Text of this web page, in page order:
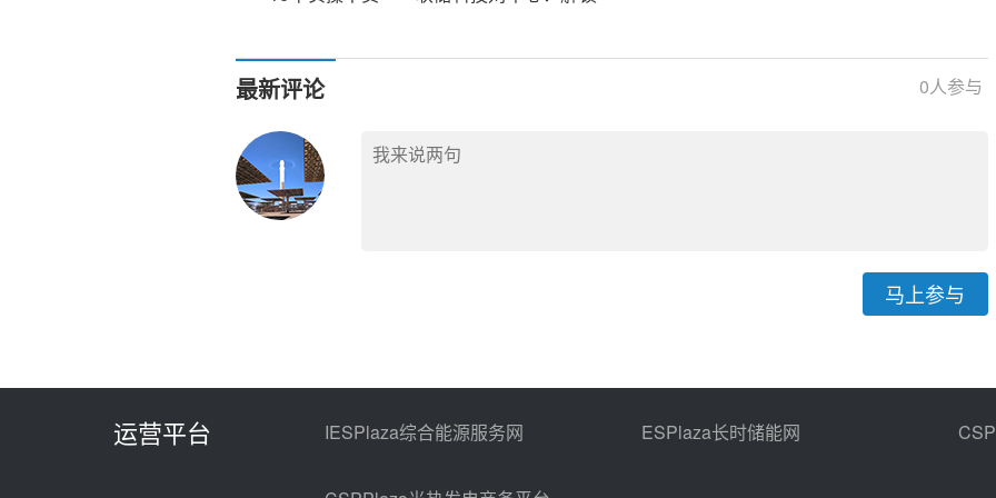
最新评论 0人参与
马上参与
运营平台 IESPlaza综合能源服务网 ESPlaza长时储能网